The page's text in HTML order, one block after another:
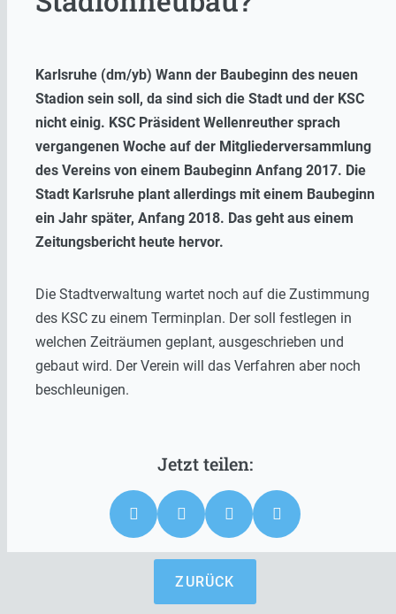
Karlsruhe (dm/yb) Wann der Baubeginn des neuen
Stadion sein soll, da sind sich die Stadt und der KSC
nicht einig. KSC Präsident Wellenreuther sprach
vergangenen Woche auf der Mitgliederversammlung
des Vereins von einem Baubeginn Anfang 2017. Die
Stadt Karlsruhe plant allerdings mit einem Baubeginn
ein Jahr später, Anfang 2018. Das geht aus einem
Zeitungsbericht heute hervor.
Die Stadtverwaltung wartet noch auf die Zustimmung
des KSC zu einem Terminplan. Der soll festlegen in
welchen Zeiträumen geplant, ausgeschrieben und
gebaut wird. Der Verein will das Verfahren aber noch
beschleunigen.
ZURÜCK